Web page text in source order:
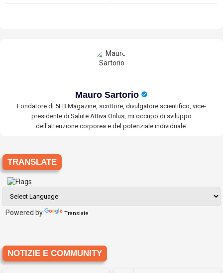
Mauro Sartorio
Fondatore di 5LB Magazine, scrittore, divulgatore scientifico, vice-
presidente di Salute Attiva Onlus, mi occupo di sviluppo
dell'attenzione corporea e del potenziale individuale.
TRANSLATE
Powered by Translate
NOTIZIE E COMMUNITY